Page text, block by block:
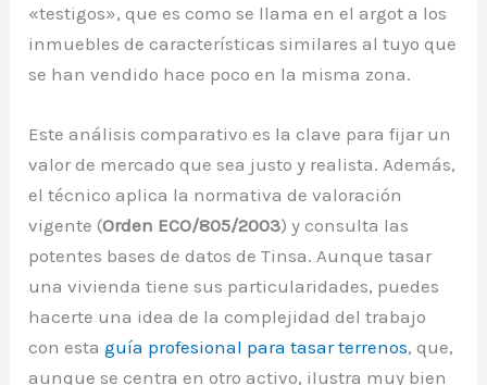
«testigos», que es como se llama en el argot a los
inmuebles de características similares al tuyo que
se han vendido hace poco en la misma zona.
Este análisis comparativo es la clave para fijar un
valor de mercado que sea justo y realista. Además,
el técnico aplica la normativa de valoración
vigente (Orden ECO/805/2003) y consulta las
potentes bases de datos de Tinsa. Aunque tasar
una vivienda tiene sus particularidades, puedes
hacerte una idea de la complejidad del trabajo
con estaguía profesional para tasar terrenos, que,
aunque se centra en otro activo, ilustra muy bien